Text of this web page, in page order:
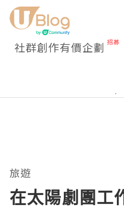
社群創作有價企劃
旅遊
在太陽劇團工